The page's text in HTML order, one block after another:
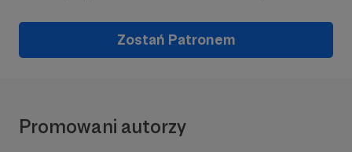
Zostań Patronem
Promowani autorzy